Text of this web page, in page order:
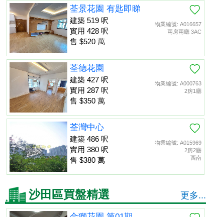
物業編號: A016657
兩房兩廳 3AC
荃景花園 有匙即睇
建築 519 呎
實用 428 呎
售 $520 萬
物業編號: A000763
2房1廳
荃德花園
建築 427 呎
實用 287 呎
售 $350 萬
物業編號: A015969
2房2廳
西南
荃灣中心
建築 486 呎
實用 380 呎
售 $380 萬
沙田區買盤精選 更多...